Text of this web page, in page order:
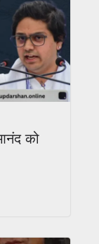
को